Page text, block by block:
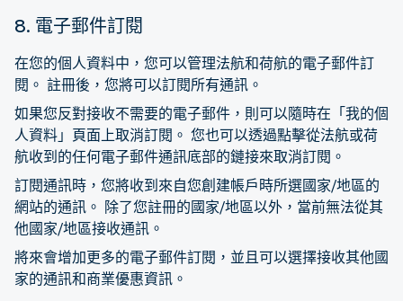
8. 電子郵件訂閱
在您的個人資料中，您可以管理法航和荷航的電子郵件訂
閱。 註冊後，您將可以訂閱所有通訊。
如果您反對接收不需要的電子郵件，則可以隨時在「我的個
人資料」頁面上取消訂閱。 您也可以透過點擊從法航或荷
航收到的任何電子郵件通訊底部的鏈接來取消訂閱。
訂閱通訊時，您將收到來自您創建帳戶時所選國家/地區的
網站的通訊。 除了您註冊的國家/地區以外，當前無法從其
他國家/地區接收通訊。
將來會增加更多的電子郵件訂閱，並且可以選擇接收其他國
家的通訊和商業優惠資訊。